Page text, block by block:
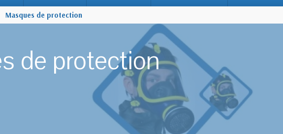
Masques de protection
de protection